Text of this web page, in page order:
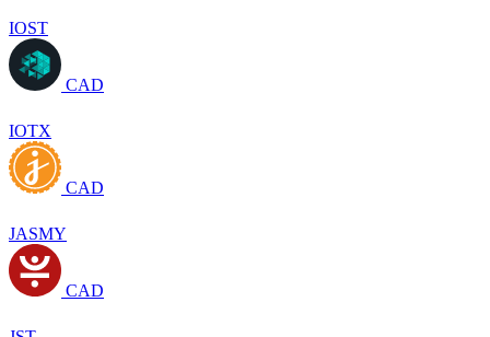
IOST
CAD
IOTX
CAD
JASMY
CAD